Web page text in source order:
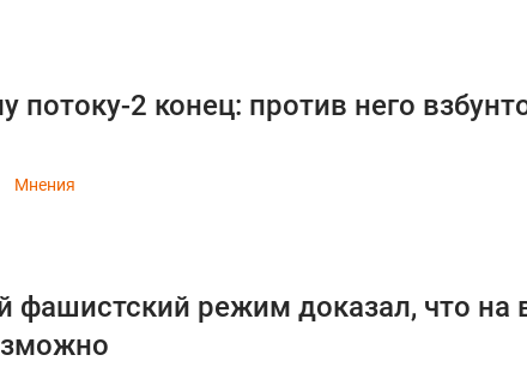
потоку-2 конец: против него
Мнения
фашистский режим доказал, что на